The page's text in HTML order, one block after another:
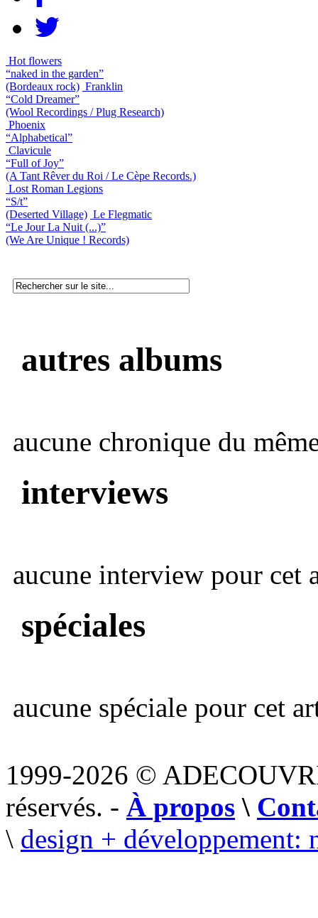
Hot flowers
“naked in the garden”
(Bordeaux rock) Franklin
“Cold Dreamer”
(Wool Recordings / Plug Research)
Phoenix
“Alphabetical”
Clavicule
“Full of Joy”
(A Tant Rêver du Roi / Le Cèpe Records.)
Lost Roman Legions
“S/t”
(Deserted Village) Le Flegmatic
“Le Jour La Nuit (...)”
(We Are Unique ! Records)
autres albums
aucune chronique du
interviews
aucune interview pour cet
spéciales
aucune spéciale pour cet
1999-2026 ©
réservés. - À propos \
\ design + développement: